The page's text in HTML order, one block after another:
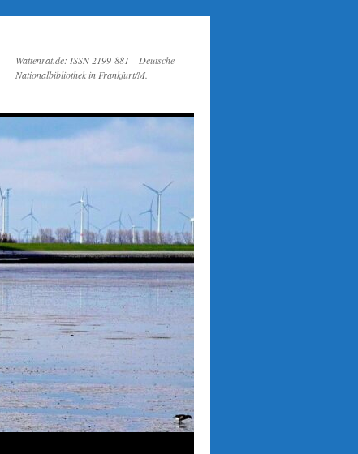
Wattenrat.de: ISSN 2199-881 – Deutsche
Nationalbibliothek in Frankfurt/M.